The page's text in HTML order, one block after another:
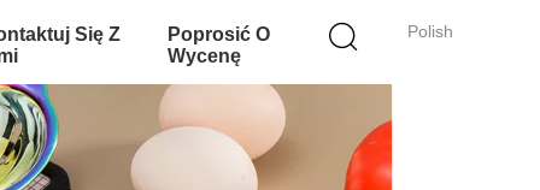
Polish
Się Z
Poprosić O
Wycenę